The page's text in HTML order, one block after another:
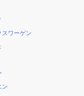
スワーゲン
ン